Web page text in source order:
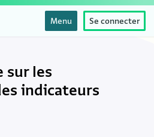
Menu Se connecter
sur les
indicateurs